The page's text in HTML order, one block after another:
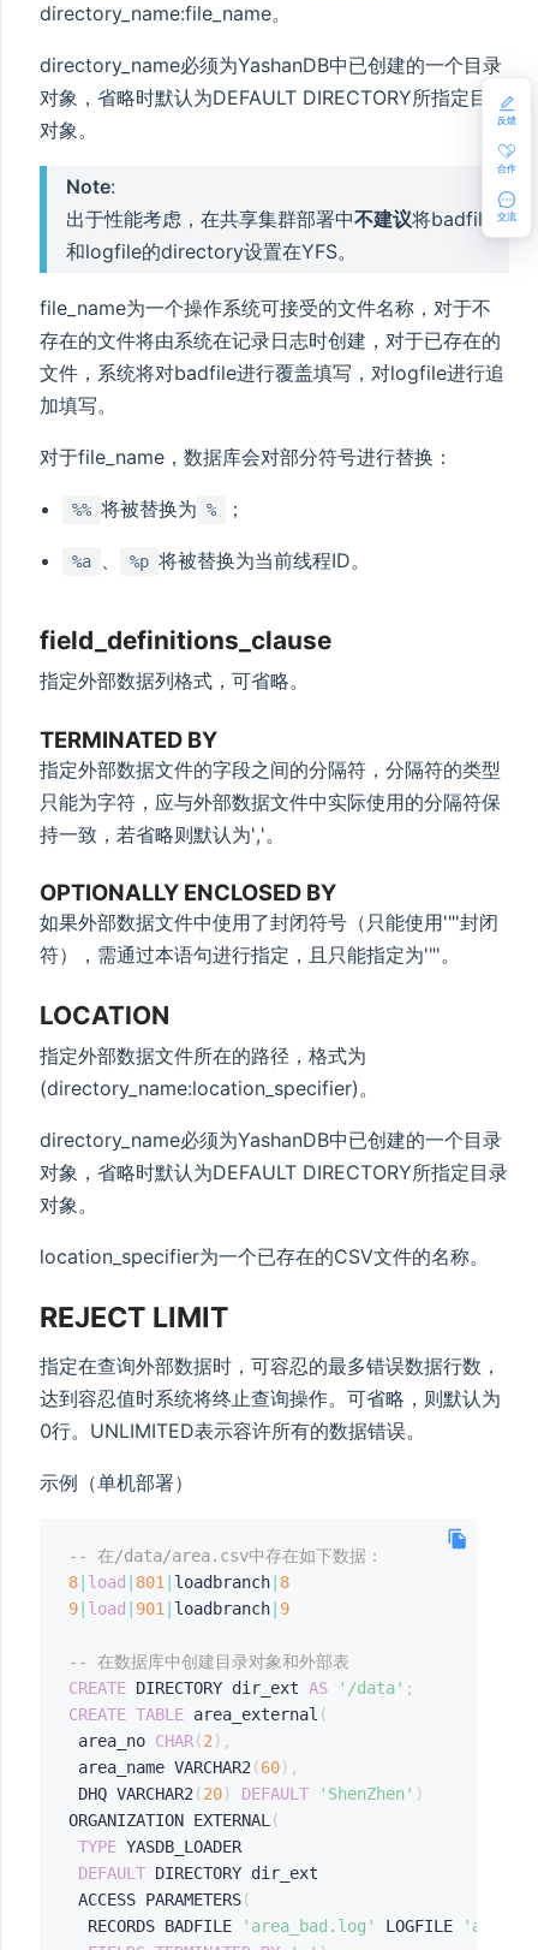
directory_name:file_name。
directory_name必须为YashanDB中已创建的一个目录
对象，省略时默认为DEFAULT DIRECTORY所指定目录
对象。
Note:
出于性能考虑，在共享集群部署中不建议将badfile
和logfile的directory设置在YFS。
file_name为一个操作系统可接受的文件名称，对于不
存在的文件将由系统在记录日志时创建，对于已存在的
文件，系统将对badfile进行覆盖填写，对logfile进行追
加填写。
对于file_name，数据库会对部分符号进行替换：
%% 将被替换为 % ；
%a 、 %p 将被替换为当前线程ID。
field_definitions_clause
指定外部数据列格式，可省略。
TERMINATED BY
指定外部数据文件的字段之间的分隔符，分隔符的类型
只能为字符，应与外部数据文件中实际使用的分隔符保
持一致，若省略则默认为','。
OPTIONALLY ENCLOSED BY
如果外部数据文件中使用了封闭符号（只能使用'"'封闭
符），需通过本语句进行指定，且只能指定为'"'。
LOCATION
指定外部数据文件所在的路径，格式为
(directory_name:location_specifier)。
directory_name必须为YashanDB中已创建的一个目录
对象，省略时默认为DEFAULT DIRECTORY所指定目录
对象。
location_specifier为一个已存在的CSV文件的名称。
REJECT LIMIT
指定在查询外部数据时，可容忍的最多错误数据行数，
达到容忍值时系统将终止查询操作。可省略，则默认为
0行。UNLIMITED表示容许所有的数据错误。
示例（单机部署）
-- 在/data/area.csv中存在如下数据：
8 load 801 loadbranch 8
9 load 901 loadbranch 9
-- 在数据库中创建目录对象和外部表
CREATE DIRECTORY dir_ext AS '/data' ;
CREATE TABLE area_external (
area_no CHAR(2) ,
area_name VARCHAR2(60) ,
DHQ VARCHAR2(20) DEFAULT 'ShenZhen' )
ORGANIZATION EXTERNAL(
TYPE YASDB_LOADER
DEFAULT DIRECTORY dir_ext
ACCESS PARAMETERS(
  RECORDS BADFILE
'area_bad.log' LOGFILE
反馈
合作
交流